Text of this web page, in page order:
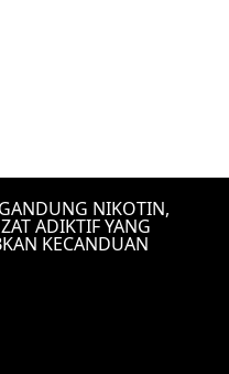
NIKOTIN,
ADIKTIF YANG
KECANDUAN